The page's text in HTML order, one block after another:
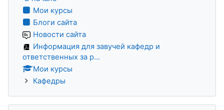
Мои курсы
Блоги сайта
Новости сайта
Информация для завучей кафедр и
ответственных за р...
Мои курсы
Кафедры